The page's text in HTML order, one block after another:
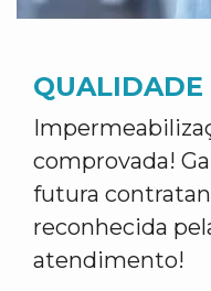
QUALIDADE
comprovada!
futura
reconhecida
atendimento!